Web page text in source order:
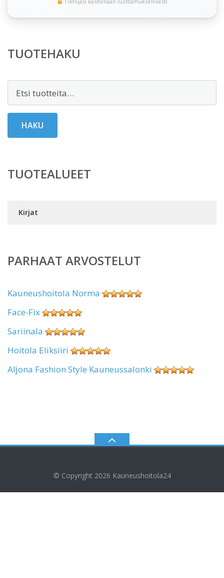
TUOTEHAKU
HAKU
TUOTEALUEET
Kirjat
PARHAAT ARVOSTELUT
Kauneushoitola Norma
Face-Fix
Sariinala
Hoitola Eliksiiri
Aljona Fashion Style Kauneussalonki
© Copyright 2026 Kauneushoitola24